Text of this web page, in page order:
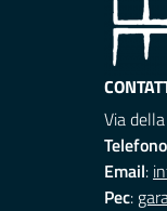
Via
Telefono
Email:
Pec: